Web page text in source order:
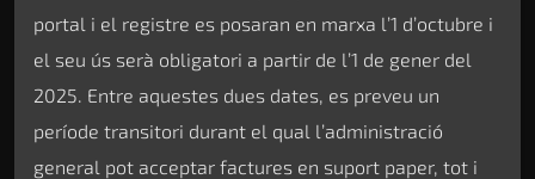
portal i el registre es posaran en marxa l’1 d’octubre i
el seu ús serà obligatori a partir de l’1 de gener del
2025. Entre aquestes dues dates, es preveu un
període transitori durant el qual l’administració
general pot acceptar factures en suport paper, tot i